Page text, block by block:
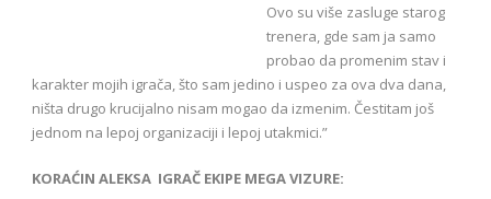
Ovo su više zasluge starog
trenera, gde sam ja samo
probao da promenim stav i
karakter mojih igrača, što sam jedino i uspeo za ova dva dana,
ništa drugo krucijalno nisam mogao da izmenim. Čestitam još
jednom na lepoj organizaciji i lepoj utakmici.”
KORAĆIN ALEKSA IGRAČ EKIPE MEGA VIZURE: